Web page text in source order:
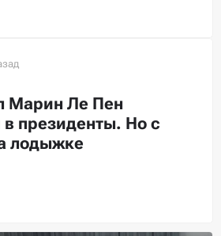
Марин Ле Пен
в президенты. Но с
лодыжке